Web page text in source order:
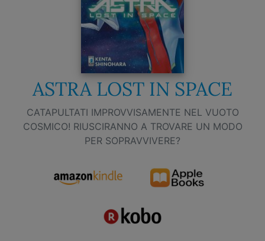
ASTRA LOST IN SPACE
CATAPULTATI IMPROVVISAMENTE NEL VUOTO
COSMICO! RIUSCIRANNO A TROVARE UN MODO
PER SOPRAVVIVERE?